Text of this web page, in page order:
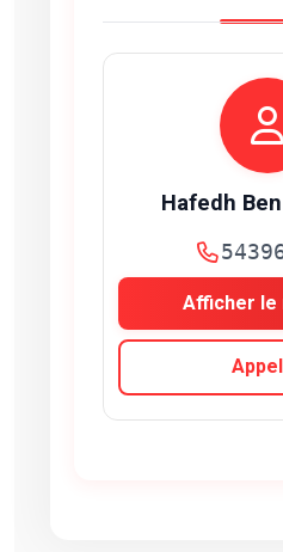
Hafedh
Afficher le